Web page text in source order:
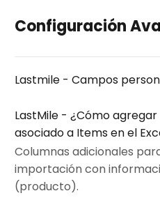
Configuración
Lastmile - Campos
LastMile - ¿Cómo
asociado a Items en el
Columnas adicionales
importación con
(producto).